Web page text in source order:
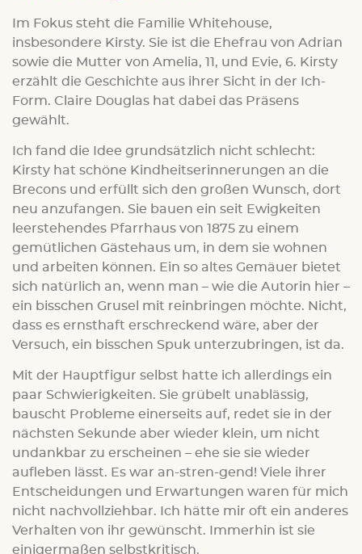
Im Fokus steht die Familie Whitehouse,
insbesondere Kirsty. Sie ist die Ehefrau von Adrian
sowie die Mutter von Amelia, 11, und Evie, 6. Kirsty
erzählt die Geschichte aus ihrer Sicht in der Ich-
Form. Claire Douglas hat dabei das Präsens
gewählt.
Ich fand die Idee grundsätzlich nicht schlecht:
Kirsty hat schöne Kindheitserinnerungen an die
Brecons und erfüllt sich den großen Wunsch, dort
neu anzufangen. Sie bauen ein seit Ewigkeiten
leerstehendes Pfarrhaus von 1875 zu einem
gemütlichen Gästehaus um, in dem sie wohnen
und arbeiten können. Ein so altes Gemäuer bietet
sich natürlich an, wenn man – wie die Autorin hier –
ein bisschen Grusel mit reinbringen möchte. Nicht,
dass es ernsthaft erschreckend wäre, aber der
Versuch, ein bisschen Spuk unterzubringen, ist da.
Mit der Hauptfigur selbst hatte ich allerdings ein
paar Schwierigkeiten. Sie grübelt unablässig,
bauscht Probleme einerseits auf, redet sie in der
nächsten Sekunde aber wieder klein, um nicht
undankbar zu erscheinen – ehe sie sie wieder
aufleben lässt. Es war an-stren-gend! Viele ihrer
Entscheidungen und Erwartungen waren für mich
nicht nachvollziehbar. Ich hätte mir oft ein anderes
Verhalten von ihr gewünscht. Immerhin ist sie
einigermaßen selbstkritisch.